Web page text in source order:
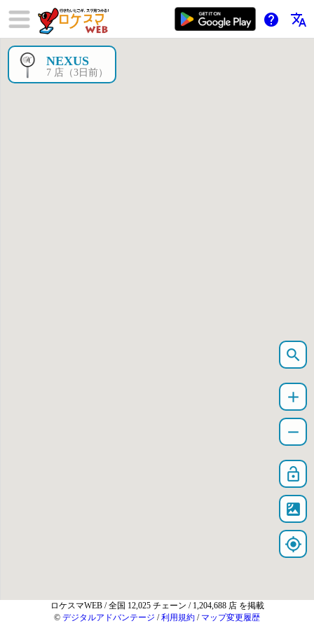
help translate
NEXUS
7 店（3日前）
search
add
remove
lock_open
satellite
my_location
ロケスマWEB / 全国 12,025 チェーン / 1,204,688 店 を掲載
© デジタルアドバンテージ /利用規約 / マップ変更履歴